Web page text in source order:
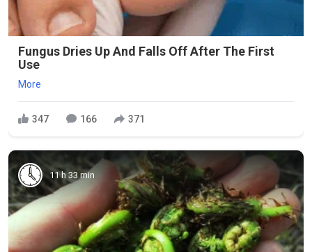
Fungus Dries Up And Falls Off After The First
Use
More
347 166 371
11 h 33 min